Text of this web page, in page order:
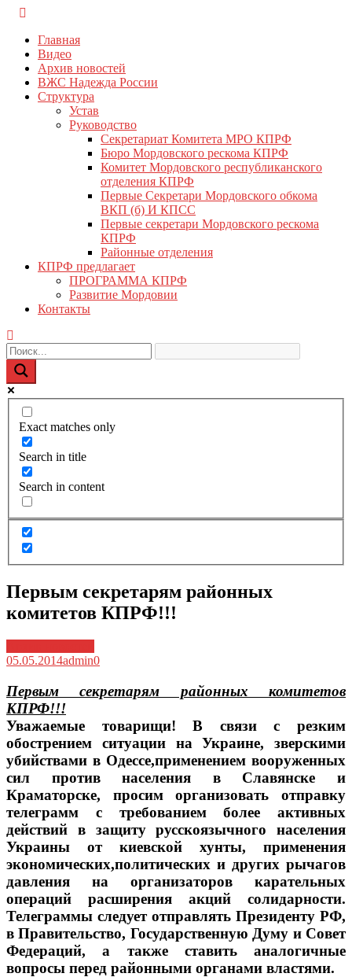
Перейти
содержимому
Главная
Видео
Архив новостей
ВЖС Надежда России
Структура
Устав
Руководство
Секретариат Комитета МРО КПРФ
Бюро Мордовского рескома КПРФ
Комитет Мордовского республиканского
отделения КПРФ
Первые Секретари Мордовского обкома
ВКП (б) И КПСС
Первые секретари Мордовского рескома
КПРФ
Районные отделения
КПРФ предлагает
ПРОГРАММА КПРФ
Развитие Мордовии
Контакты
Exact matches only
Search in title
Search in content
Первым секретарям районных
комитетов КПРФ!!!
05.05.2014admin0
Первым секретарям районных комитетов
КПРФ!!!
Уважаемые товарищи! В связи с резким
обострением ситуации на Украине, зверскими
убийствами в Одессе,применением вооруженных
сил против населения в Славянске и
Краматорске, просим организовать отправку
телеграмм с требованием более активных
действий в защиту русскоязычного населения
Украины от киевской хунты, применения
экономических,политических и других рычагов
давления на организаторов карательных
операций расширения акций солидарности.
Телеграммы следует отправлять Президенту РФ,
в Правительство, Государственную Думу и Совет
Федераций, а также ставить аналогичные
вопросы перед районными органами властями.